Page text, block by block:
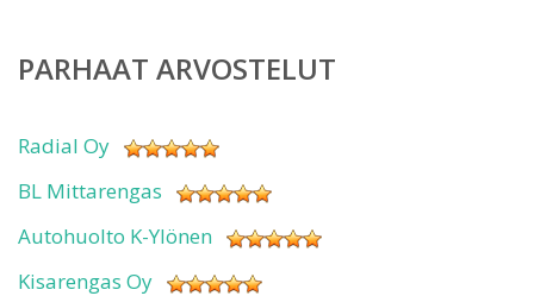
PARHAAT ARVOSTELUT
Radial Oy
BL Mittarengas
Autohuolto K-Ylönen
Kisarengas Oy